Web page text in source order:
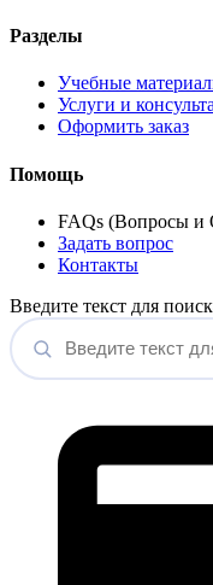
Разделы
Учебные
Услуги и
Оформить заказ
Помощь
FAQs (Вопросы и
Задать вопрос
Контакты
Введите текст для